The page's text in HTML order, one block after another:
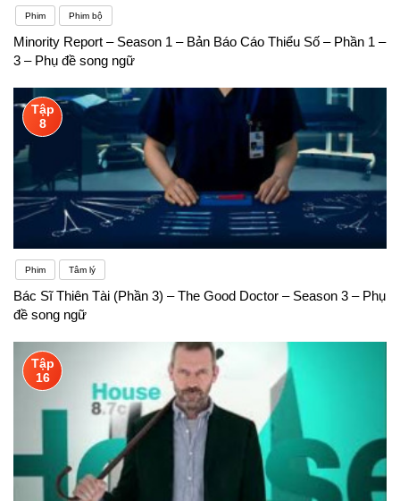
Phim Phim bộ
Minority Report – Season 1 – Bản Báo Cáo Thiểu Số – Phần 1 –
3 – Phụ đề song ngữ
Tập
8
Phim Tâm lý
Bác Sĩ Thiên Tài (Phần 3) – The Good Doctor – Season 3 – Phụ
đề song ngữ
Tập
16